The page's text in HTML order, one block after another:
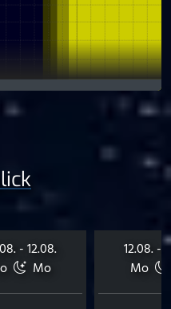
- 12.08.
Mo
12.08. -
Mo